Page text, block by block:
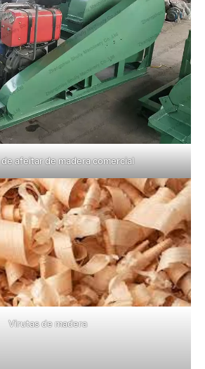
afeitar de madera comercial
Virutas de madera